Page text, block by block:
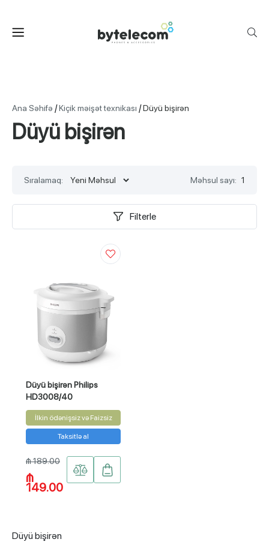
Ana Səhifə /Kiçik məişət texnikası /Düyü bişirən
Düyü bişirən
Sıralamaq: Məhsul sayı: 1
Filterle
Düyü bişirən Philips
HD3008/40
İlkin ödənişsiz və Faizsiz
Taksitlə al
₼ 189.00
₼
149.00
Düyü bişirən